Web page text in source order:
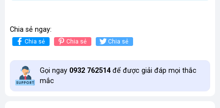
Chia sẻ ngay:
Chia sẻ Chia sẻ Chia sẻ
Gọi ngay 0932 762514để được giải đáp mọi thắc
mắc